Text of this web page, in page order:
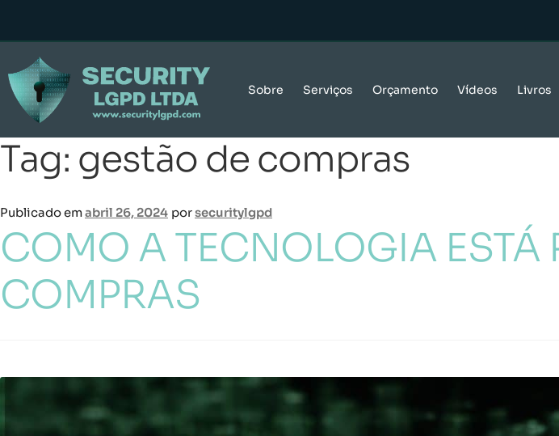
Sobre Serviços Orçamento Vídeos Livros
Tag: gestão de compras
Publicado emabril 26, 2024 porsecuritylgpd
COMO A TECNOLOGIA ESTÁ
COMPRAS